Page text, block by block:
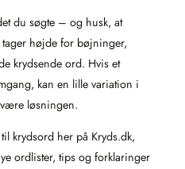
du søgte – og husk, at
højde for bøjninger,
krydsende ord. Hvis et
kan en lille variation i
være løsningen.
krydsord her på Kryds.dk,
ordlister, tips og forklaringer